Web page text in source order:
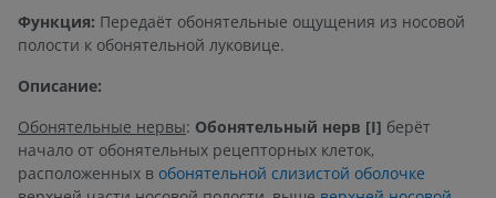
Функция: Передаёт обонятельные ощущения из носовой
полости к обонятельной луковице.
Описание:
Обонятельные нервы: Обонятельный нерв [I] берёт
начало от обонятельных рецепторных клеток,
расположенных в обонятельной слизистой оболочке